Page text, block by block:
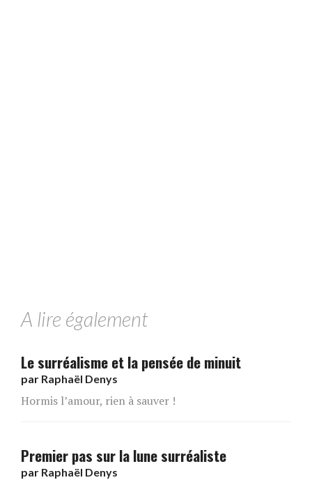
A lire également
Le surréalisme et la pensée de minuit
par Raphaël Denys
Hormis l’amour, rien à sauver !
Premier pas sur la lune surréaliste
par Raphaël Denys